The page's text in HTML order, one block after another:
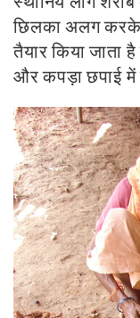
छिलका अलग करके
तैयार किया जाता
और कपड़ा छपाई में